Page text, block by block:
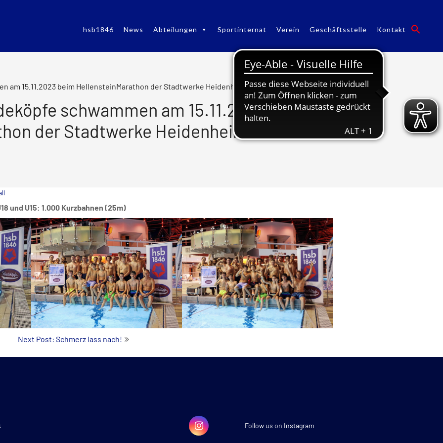
hsb1846 News Abteilungen Sportinternat Verein Geschäftsstelle Kontakt
am 15.11.2023 beim HellensteinMarathon der Stadtwerke Heidenheim AG für einen guten Zweck.
schwammen am 15.11.2023 beim
der Stadtwerke Heidenheim AG für einen
und U15: 1.000 Kurzbahnen (25m)
Next Post: Schmerz lass nach!
Follow us on Instagram